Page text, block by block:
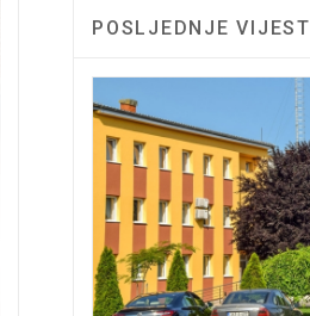
POSLJEDNJE VIJESTI